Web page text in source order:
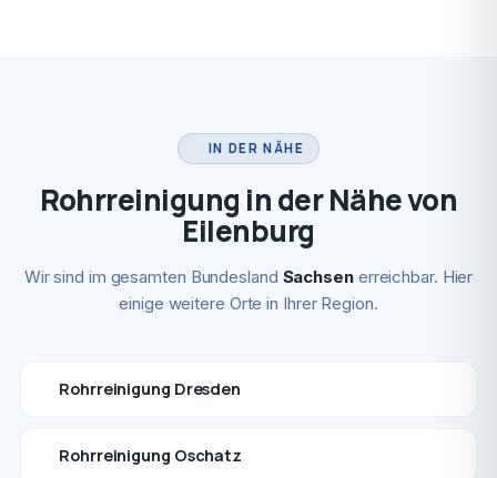
IN DER NÄHE
Rohrreinigung in der Nähe von
Eilenburg
Wir sind im gesamten Bundesland Sachsenerreichbar. Hier
einige weitere Orte in Ihrer Region.
Rohrreinigung Dresden
Rohrreinigung Oschatz